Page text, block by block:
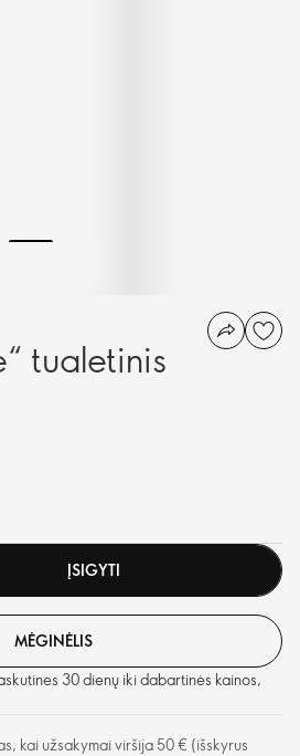
tualetinis
ĮSIGYTI
MĖGINĖLIS
30 dienų iki dabartinės kainos,
kai užsakymai viršija 50 € (išskyrus